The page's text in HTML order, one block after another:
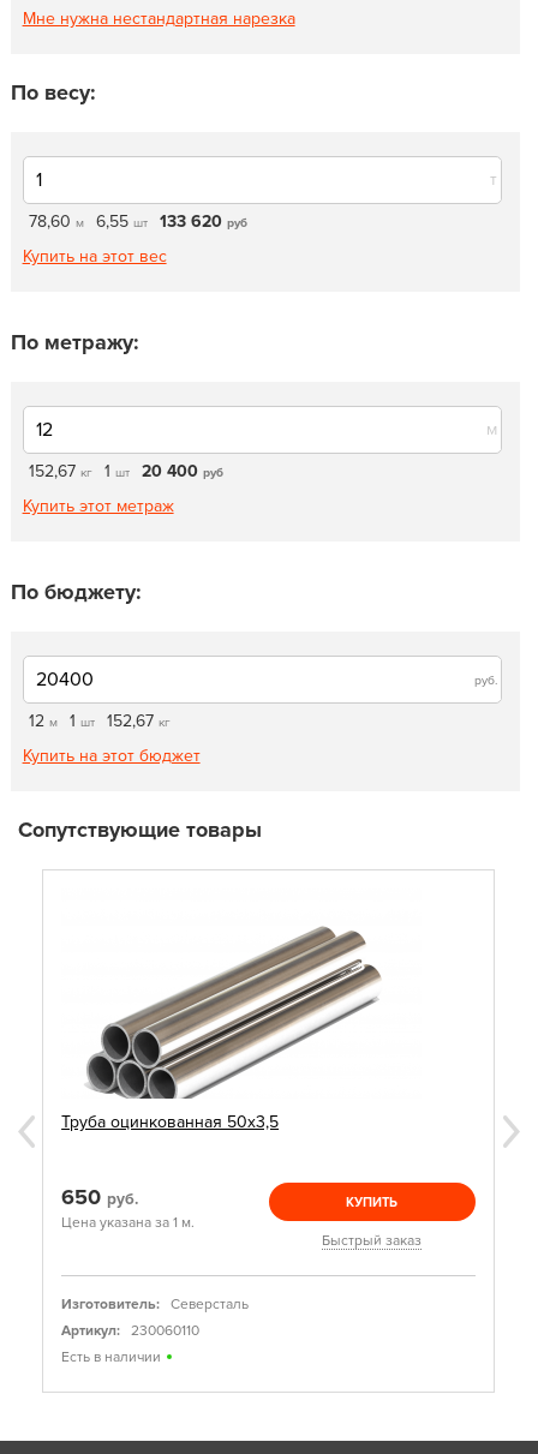
Мне нужна нестандартная нарезка
По весу:
т
78,60 м 6,55 шт 133 620 руб
Купить на этот вес
По метражу:
м
152,67 кг 1 шт 20 400 руб
Купить этот метраж
По бюджету:
руб.
12 м 1 шт 152,67 кг
Купить на этот бюджет
Сопутствующие товары
Труба оцинкованная 50х3,5
650 руб.
Цена указана за 1 м.
КУПИТЬ
Быстрый заказ
Изготовитель:
Северсталь
Артикул:
230060110
Есть в наличии